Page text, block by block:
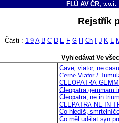
FLÚ AV ČR,
Rejstřík
Části : 1-9 A B C D E F G H Ch J K L
Vyhledávat Ve
Cave, viator, ne
Cerne Viator /
CLEOPATRA
Cleopatra gemmam
Cleopatra, ne in
CLEPATRA NE IN
Co hledíš,
Co měl udělat syn